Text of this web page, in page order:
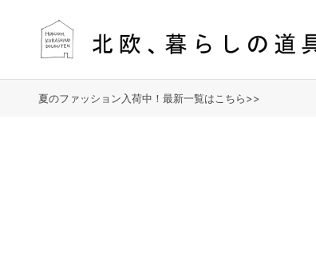
夏のファッション入荷中！最新一覧はこちら>>